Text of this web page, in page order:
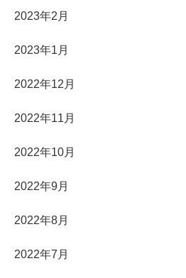
2023年2月
2023年1月
2022年12月
2022年11月
2022年10月
2022年9月
2022年8月
2022年7月